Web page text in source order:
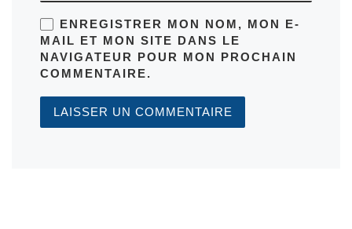
ENREGISTRER MON NOM, MON E-
MAIL ET MON SITE DANS LE
NAVIGATEUR POUR MON PROCHAIN
COMMENTAIRE.